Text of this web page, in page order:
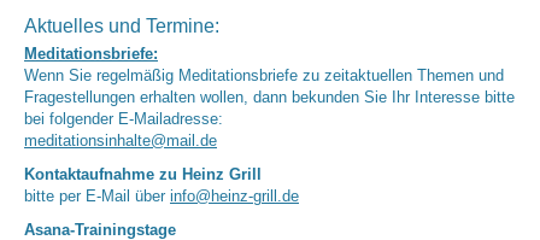
Aktuelles und Termine:
Meditationsbriefe:
Wenn Sie regelmäßig Meditationsbriefe zu zeitaktuellen Themen und
Fragestellungen erhalten wollen, dann bekunden Sie Ihr Interesse bitte
bei folgender E-Mailadresse:
meditationsinhalte@mail.de
Kontaktaufnahme zu Heinz Grill
bitte per E-Mail über info@heinz-grill.de
Asana-Trainingstage